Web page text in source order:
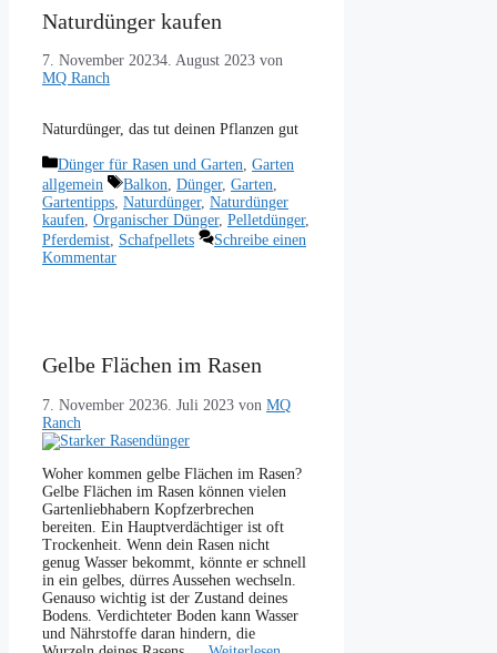
Naturdünger kaufen
7. November 20234. August 2023 von
MQ Ranch
Naturdünger, das tut deinen Pflanzen gut
Kategorien
Dünger für Rasen und Garten, Garten
allgemein
Schlagwörter
Balkon, Dünger, Garten,
Gartentipps, Naturdünger, Naturdünger
kaufen, Organischer Dünger, Pelletdünger,
Pferdemist, Schafpellets
Schreibe einen
Kommentar
Gelbe Flächen im Rasen
7. November 20236. Juli 2023 von MQ
Ranch
Woher kommen gelbe Flächen im Rasen?
Gelbe Flächen im Rasen können vielen
Gartenliebhabern Kopfzerbrechen
bereiten. Ein Hauptverdächtiger ist oft
Trockenheit. Wenn dein Rasen nicht
genug Wasser bekommt, könnte er schnell
in ein gelbes, dürres Aussehen wechseln.
Genauso wichtig ist der Zustand deines
Bodens. Verdichteter Boden kann Wasser
und Nährstoffe daran hindern, die